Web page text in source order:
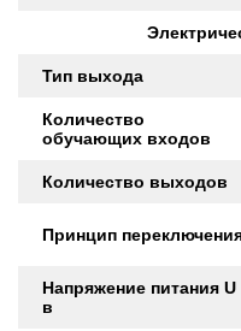
Тип выхода
Количество
обучающих входов
Количество выходов
Принцип
Напряжение питания U
в